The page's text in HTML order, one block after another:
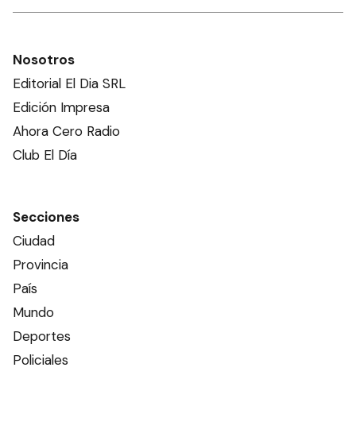
Nosotros
Editorial El Dia SRL
Edición Impresa
Ahora Cero Radio
Club El Día
Secciones
Ciudad
Provincia
País
Mundo
Deportes
Policiales